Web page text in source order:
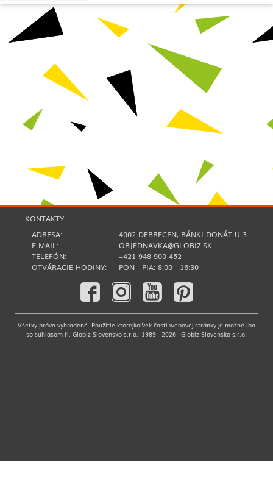
KONTAKTY
· ADRESA:
4002 DEBRECEN, BÁNKI DONÁT U 3.
· E-MAIL:
OBJEDNAVKA@GLOBIZ.SK
· TELEFÓN:
+421 948 900 452
· OTVÁRACIE HODINY:
PON - PIA: 8:00 - 16:30
Všetky práva vyhradené. Použitie ktorejkoľvek časti webovej stránky je možné iba
so súhlasom fi. Globiz Slovensko s.r.o.· 1989 - 2026 · Globiz Slovensko s.r.o.